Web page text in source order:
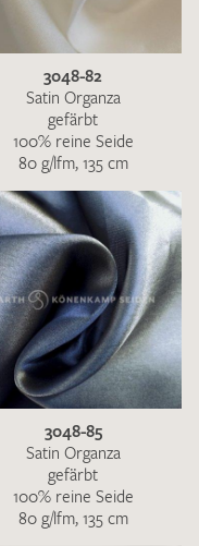
3048-82
Satin Organza
gefärbt
100% reine Seide
80 g/lfm, 135 cm
3048-85
Satin Organza
gefärbt
100% reine Seide
80 g/lfm, 135 cm